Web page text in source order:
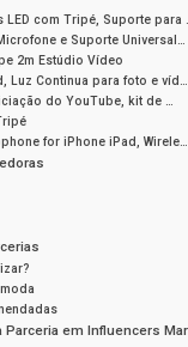
com Tripé, Suporte para …
e Suporte Universal…
2m Estúdio Vídeo
Luz Continua para foto e víd…
do YouTube, kit de …
for iPhone iPad, Wirele…
Parceria em Influencers